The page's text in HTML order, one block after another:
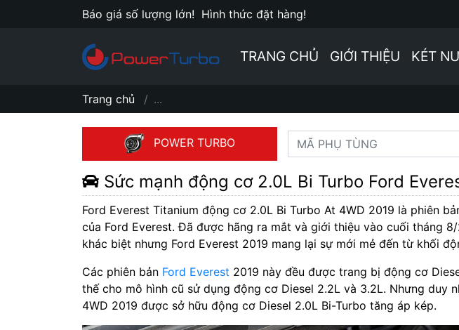
Báo giá số lượng lớn! Hình thức đặt hàng!
TRANG CHỦ GIỚI THIỆU KÉT
Trang chủ ...
POWER TURBO
Sức mạnh động cơ 2.0L Bi Turbo Ford
Ford Everest Titanium động cơ 2.0L Bi Turbo At 4WD 2019 là phiên
của Ford Everest. Đã được hãng ra mắt và giới thiệu vào cuối tháng
khác biệt nhưng Ford Everest 2019 mang lại sự mới mẻ đến từ khối
Các phiên bản Ford Everest 2019 này đều được trang bị động cơ
thế cho mô hình cũ sử dụng động cơ Diesel 2.2L và 3.2L. Nhưng duy
4WD 2019 được sở hữu động cơ Diesel 2.0L Bi-Turbo tăng áp kép.